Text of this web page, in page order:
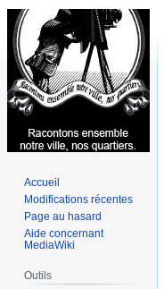
Accueil
Modifications récentes
Page au hasard
Aide concernant
MediaWiki
Outils